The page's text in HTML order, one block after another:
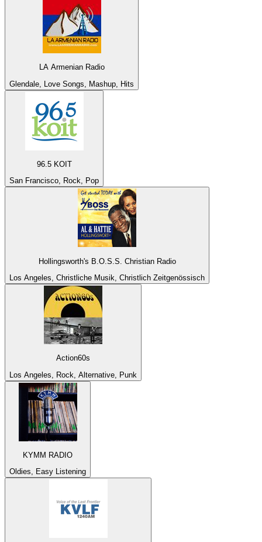
LA Armenian Radio
Glendale, Love Songs, Mashup, Hits
96.5 KOIT
San Francisco, Rock, Pop
Hollingsworth's B.O.S.S. Christian Radio
Los Angeles, Christliche Musik, Christlich Zeitgenössisch
Action60s
Los Angeles, Rock, Alternative, Punk
KYMM RADIO
Oldies, Easy Listening